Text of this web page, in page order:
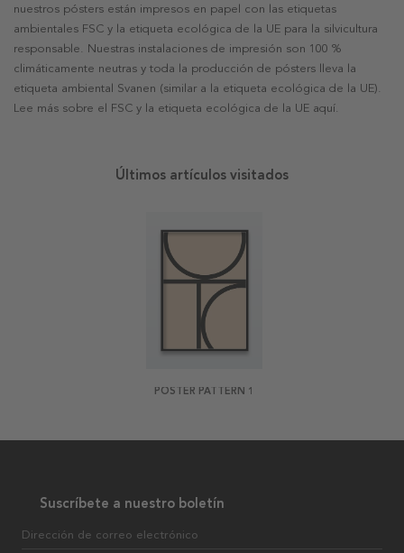
nuestros pósters están impresos en papel con las etiquetas
ambientales FSC y la etiqueta ecológica de la UE para la silvicultura
responsable. Nuestras instalaciones de impresión son 100 %
climáticamente neutras y toda la producción de pósters lleva la
etiqueta ambiental Svanen (similar a la etiqueta ecológica de la UE).
Lee más sobre el FSC y la etiqueta ecológica de la UE aquí.
Últimos artículos visitados
POSTER PATTERN 1
Suscríbete a nuestro boletín
Dirección de correo electrónico